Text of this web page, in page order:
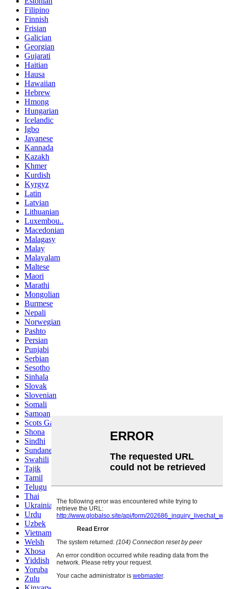
Filipino
Finnish
Frisian
Galician
Georgian
Gujarati
Haitian
Hausa
Hawaiian
Hebrew
Hmong
Hungarian
Icelandic
Igbo
Javanese
Kannada
Kazakh
Khmer
Kurdish
Kyrgyz
Latin
Latvian
Lithuanian
Luxembou..
Macedonian
Malagasy
Malay
Malayalam
Maltese
Maori
Marathi
Mongolian
Burmese
Nepali
Norwegian
Pashto
Persian
Punjabi
Serbian
Sesotho
Sinhala
Slovak
Slovenian
Somali
Samoan
Scots Gaelic
Shona
Sindhi
Sundanese
Swahili
Tajik
Tamil
Telugu
Thai
Ukrainian
Urdu
Uzbek
Vietnamese
Welsh
Xhosa
Yiddish
Yoruba
Zulu